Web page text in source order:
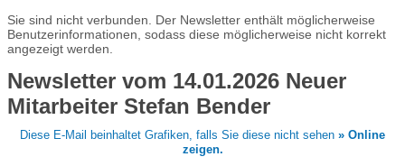
Sie sind nicht verbunden. Der Newsletter enthält möglicherweise
Benutzerinformationen, sodass diese möglicherweise nicht korrekt
angezeigt werden.
Newsletter vom 14.01.2026 Neuer
Mitarbeiter Stefan Bender
Diese E-Mail beinhaltet Grafiken, falls Sie diese nicht sehen » Online
zeigen.